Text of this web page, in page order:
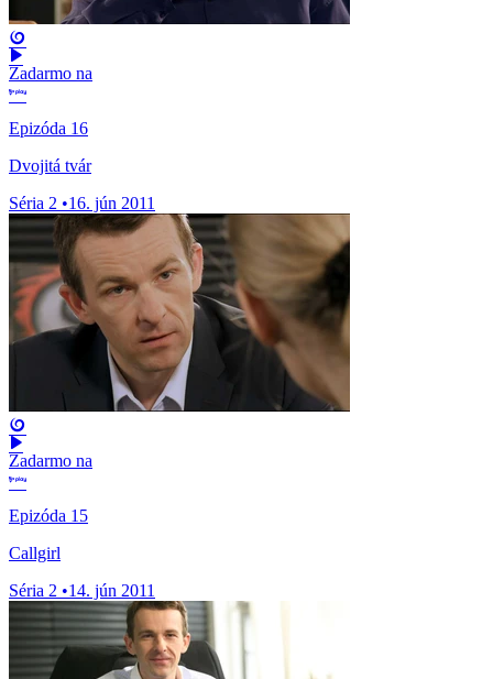
Zadarmo na
Epizóda 16
Dvojitá tvár
Séria 2 •16. jún 2011
Zadarmo na
Epizóda 15
Callgirl
Séria 2 •14. jún 2011